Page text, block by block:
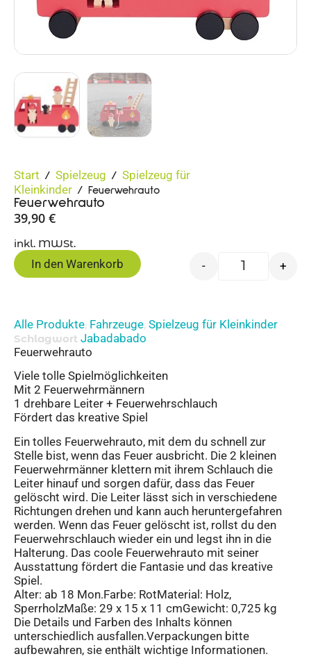
Start / Spielzeug / Spielzeug für
Kleinkinder / Feuerwehrauto
Feuerwehrauto
39,90 €
inkl. MWSt.
- +
In den Warenkorb
Alle Produkte, Fahrzeuge, Spielzeug für Kleinkinder
Schlagwort Jabadabado
Feuerwehrauto
Viele tolle Spielmöglichkeiten
Mit 2 Feuerwehrmännern
1 drehbare Leiter + Feuerwehrschlauch
Fördert das kreative Spiel
Ein tolles Feuerwehrauto, mit dem du schnell zur
Stelle bist, wenn das Feuer ausbricht. Die 2 kleinen
Feuerwehrmänner klettern mit ihrem Schlauch die
Leiter hinauf und sorgen dafür, dass das Feuer
gelöscht wird. Die Leiter lässt sich in verschiedene
Richtungen drehen und kann auch heruntergefahren
werden. Wenn das Feuer gelöscht ist, rollst du den
Feuerwehrschlauch wieder ein und legst ihn in die
Halterung. Das coole Feuerwehrauto mit seiner
Ausstattung fördert die Fantasie und das kreative
Spiel.
Alter: ab 18 Mon.Farbe: RotMaterial: Holz,
SperrholzMaße: 29 x 15 x 11 cmGewicht: 0,725 kg
Die Details und Farben des Inhalts können
unterschiedlich ausfallen.Verpackungen bitte
aufbewahren, sie enthält wichtige Informationen.